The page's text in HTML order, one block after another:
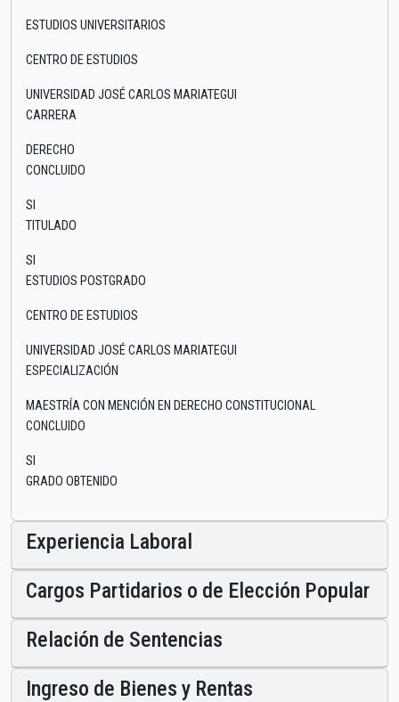
ESTUDIOS UNIVERSITARIOS
CENTRO DE ESTUDIOS
UNIVERSIDAD JOSÉ CARLOS MARIATEGUI
CARRERA
DERECHO
CONCLUIDO
SI
TITULADO
SI
ESTUDIOS POSTGRADO
CENTRO DE ESTUDIOS
UNIVERSIDAD JOSÉ CARLOS MARIATEGUI
ESPECIALIZACIÓN
MAESTRÍA CON MENCIÓN EN DERECHO CONSTITUCIONAL
CONCLUIDO
SI
GRADO OBTENIDO
Experiencia Laboral
Cargos Partidarios o de Elección Popular
Relación de Sentencias
Ingreso de Bienes y Rentas